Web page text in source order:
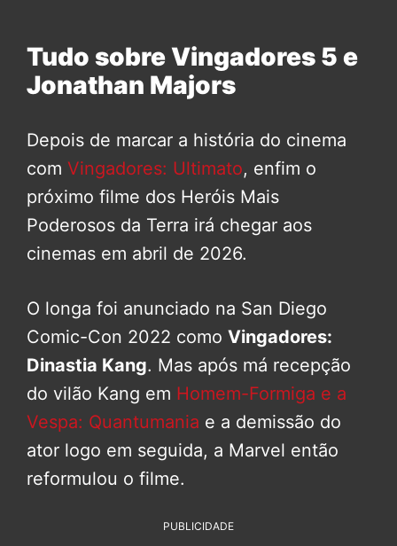
Tudo sobre Vingadores 5 e
Jonathan Majors
Depois de marcar a história do cinema
com Vingadores: Ultimato, enfim o
próximo filme dos Heróis Mais
Poderosos da Terra irá chegar aos
cinemas em abril de 2026.
O longa foi anunciado na San Diego
Comic-Con 2022 como Vingadores:
Dinastia Kang. Mas após má recepção
do vilão Kang em Homem-Formiga e a
Vespa: Quantumania e a demissão do
ator logo em seguida, a Marvel então
reformulou o filme.
PUBLICIDADE